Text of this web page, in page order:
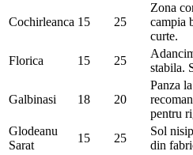
Cochirleanca 15 25
Zona
campia
curte.
Florica
15 25
stabila.
Galbinasi 18 20
Panza
pentru
Glodeanu
Sarat
15 25
Sol
din